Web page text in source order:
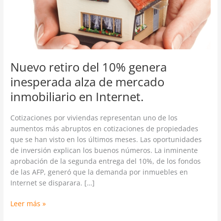
Nuevo retiro del 10% genera
inesperada alza de mercado
inmobiliario en Internet.
Cotizaciones por viviendas representan uno de los
aumentos más abruptos en cotizaciones de propiedades
que se han visto en los últimos meses. Las oportunidades
de inversión explican los buenos números. La inminente
aprobación de la segunda entrega del 10%, de los fondos
de las AFP, generó que la demanda por inmuebles en
Internet se disparara. […]
inesperada
inmobiliario
en
Internet.
Leer más »